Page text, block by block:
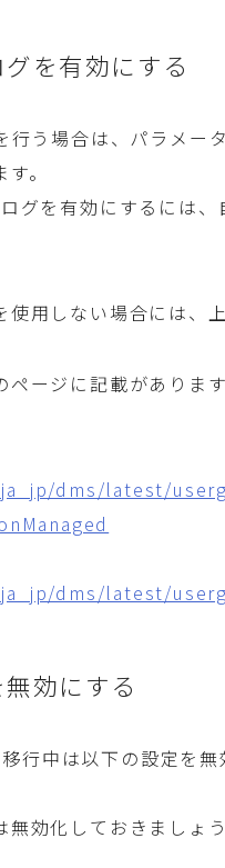
を有効にする
う場合は、パラメー
。
グを有効にするには
用しない場合には、
ージに記載があります
dms/latest/
dms/latest/
効にする
行中は以下の設定を
効化しておきましょう